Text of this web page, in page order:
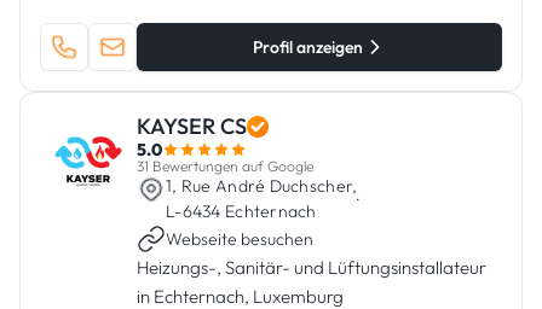
Profil anzeigen
KAYSER CS
5.0
31 Bewertungen auf Google
1, Rue André Duchscher,
L-6434 Echternach
·
Webseite besuchen
Heizungs-, Sanitär- und Lüftungsinstallateur
in Echternach, Luxemburg